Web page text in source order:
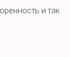
и так